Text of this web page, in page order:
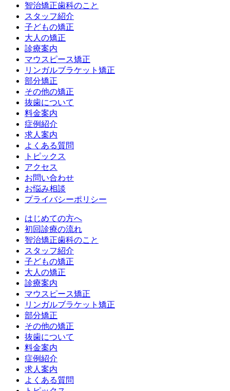
智治矯正歯科のこと
スタッフ紹介
子どもの矯正
大人の矯正
診療案内
マウスピース矯正
リンガルブラケット矯正
部分矯正
その他の矯正
抜歯について
料金案内
症例紹介
求人案内
よくある質問
トピックス
アクセス
お問い合わせ
お悩み相談
プライバシーポリシー
はじめての方へ
初回診療の流れ
智治矯正歯科のこと
スタッフ紹介
子どもの矯正
大人の矯正
診療案内
マウスピース矯正
リンガルブラケット矯正
部分矯正
その他の矯正
抜歯について
料金案内
症例紹介
求人案内
よくある質問